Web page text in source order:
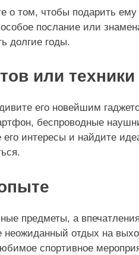
о том, чтобы подарить ему
послание или
долгие годы.
или техники
его новейшим
беспроводные
интересы и найдите
предметы, а
отдых на
спортивное